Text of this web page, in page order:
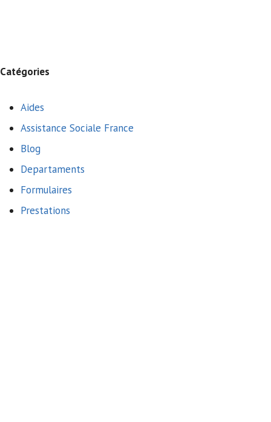
Catégories
Aides
Assistance Sociale France
Blog
Departaments
Formulaires
Prestations